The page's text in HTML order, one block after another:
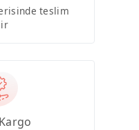
teslim